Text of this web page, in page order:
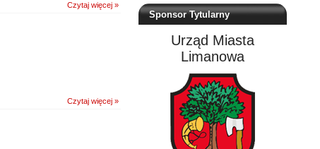
Sponsor Tytularny
Urząd Miasta
Limanowa
Czytaj więcej »
Czytaj więcej »